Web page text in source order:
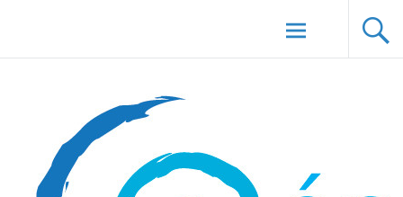
Aller au
contenu
principal